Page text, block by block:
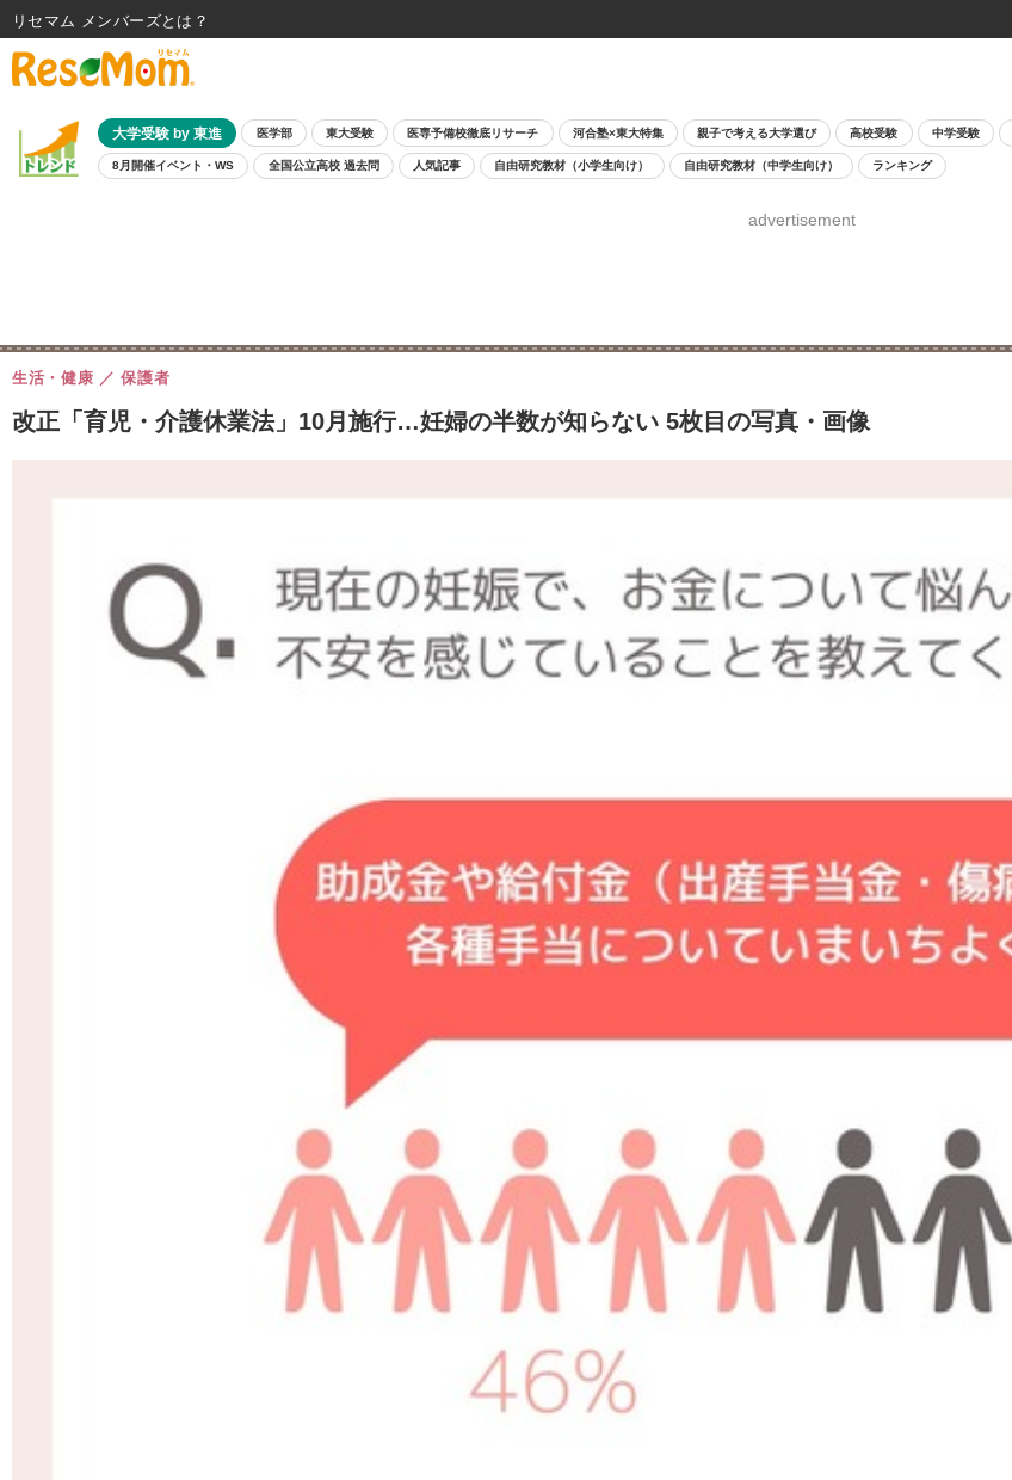
大学受験 by 東進 医学部 東大受験 医専予備校徹底リサーチ 河合塾×東大特集 親子で考える大学選び 高校受験 中学受験
8月開催イベント・WS 全国公立高校 過去問 人気記事 自由研究教材（小学生向け） 自由研究教材（中学生向け） ランキング
advertisement
改正「育児・介護休業法」10月施行…妊婦の半数が知らない 5枚目の写真・画像
生活・健康 保護者
リセマム メンバーズ